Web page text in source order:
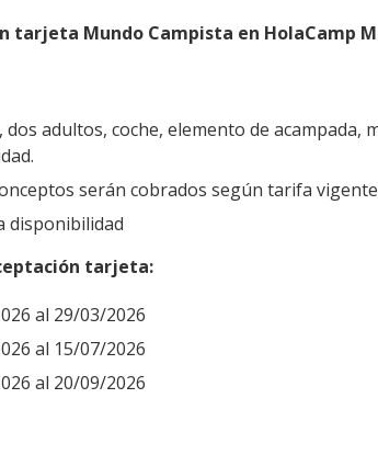
tarjeta Mundo Campista en HolaCamp
dos adultos, coche, elemento de acampada,
serán cobrados según tarifa
disponibilidad
tarjeta:
al 29/03/2026
al 15/07/2026
al 20/09/2026